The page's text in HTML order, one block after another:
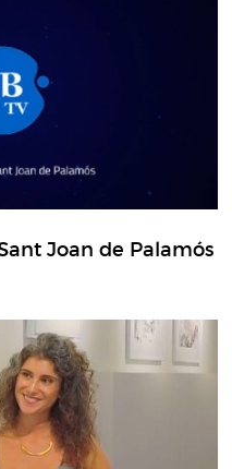
Joan de Palamós